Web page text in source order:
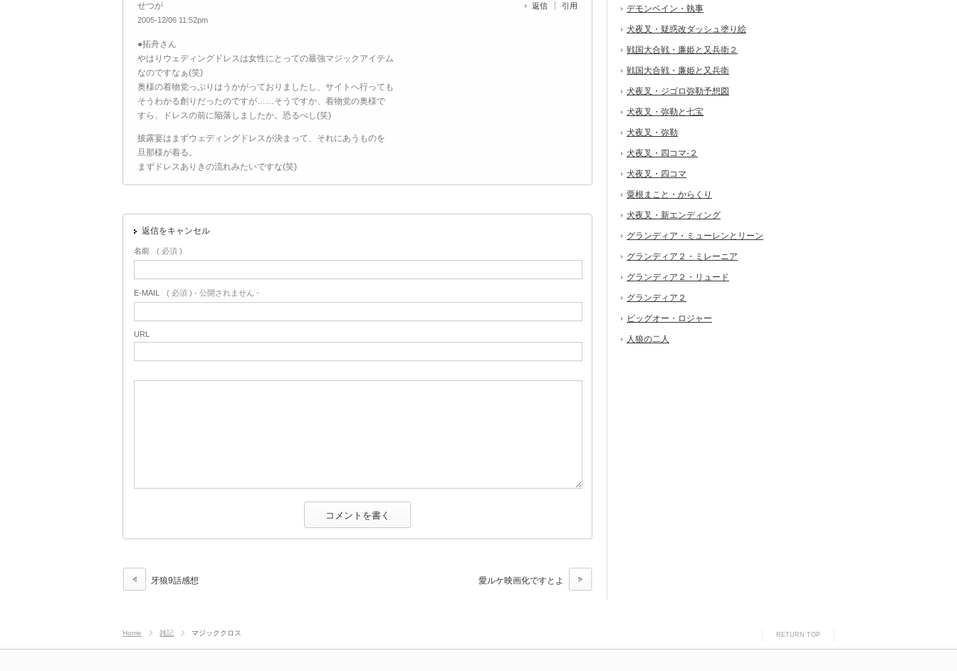
せつが
2005-12/06 11:52pm
返信 引用
●拓舟さん
やはりウェディングドレスは女性にとっての最強マジックアイテム
なのですなぁ(笑)
奥様の着物党っぷりはうかがっておりましたし、サイトへ行っても
そうわかる創りだったのですが……そうですか、着物党の奥様で
すら、ドレスの前に陥落しましたか。恐るべし(笑)
披露宴はまずウェディングドレスが決まって、それにあうものを
旦那様が着る。
まずドレスありきの流れみたいですな(笑)
返信をキャンセル
名前 ( 必須 )
E-MAIL ( 必須 ) - 公開されません -
URL
牙狼9話感想 愛ルケ映画化ですとよ
デモンベイン・執事
犬夜叉・疑惑改ダッシュ塗り絵
戦国大合戦・廉姫と又兵衛２
戦国大合戦・廉姫と又兵衛
犬夜叉・ジゴロ弥勒予想図
犬夜叉・弥勒と七宝
犬夜叉・弥勒
犬夜叉・四コマ-２
犬夜叉・四コマ
粟根まこと・からくり
犬夜叉・新エンディング
グランディア・ミューレンとリーン
グランディア２・ミレーニア
グランディア２・リュード
グランディア２
ビッグオー・ロジャー
人狼の二人
Home 雑記 マジッククロス RETURN TOP